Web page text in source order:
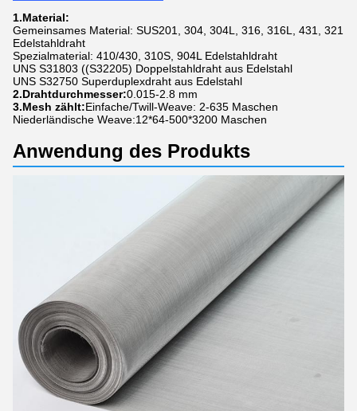
1.Material:
Gemeinsames Material: SUS201, 304, 304L, 316, 316L, 431, 321
Edelstahldraht
Spezialmaterial: 410/430, 310S, 904L Edelstahldraht
UNS S31803 ((S32205) Doppelstahldraht aus Edelstahl
UNS S32750 Superduplexdraht aus Edelstahl
2.Drahtdurchmesser:0.015-2.8 mm
3.Mesh zählt:Einfache/Twill-Weave: 2-635 Maschen
Niederländische Weave:12*64-500*3200 Maschen
Anwendung des Produkts